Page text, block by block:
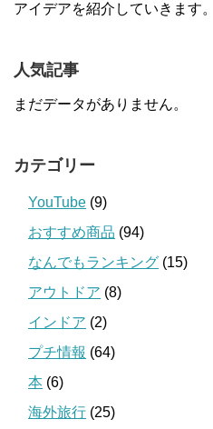
アイデアを紹介していきます。
人気記事
まだデータがありません。
カテゴリー
YouTube (9)
おすすめ商品 (94)
なんでもランキング (15)
アウトドア (8)
インドア (2)
プチ情報 (64)
本 (6)
海外旅行 (25)